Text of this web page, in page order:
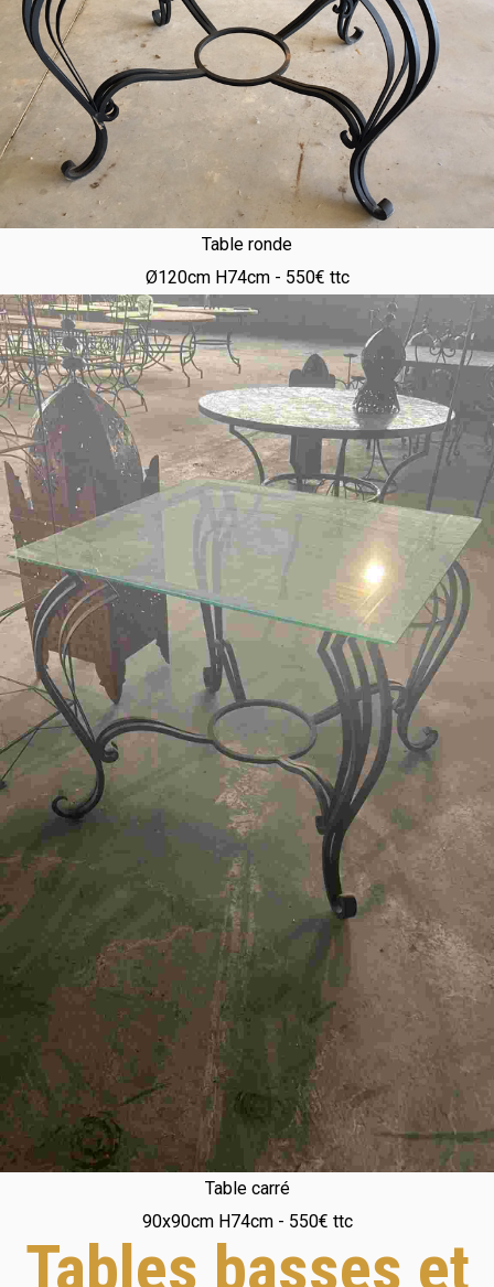
Table ronde
Ø120cm H74cm - 550€ ttc
Table carré
90x90cm H74cm - 550€ ttc
Tables basses et